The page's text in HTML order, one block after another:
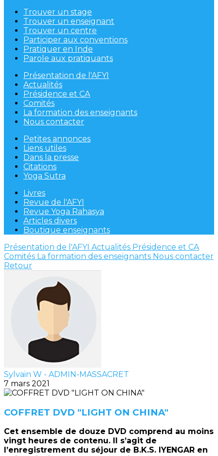
Trouver un stage
Trouver un enseignant
Trouver un centre
Participer aux conventions
Pratiquer en Inde
Parole aux pratiquants
Présentation de l'AFYI
Actualités
Présidence et CA
Comités
La formation des enseignants
Nous contacter
Petites annonces
Liens utiles
Dans la presse
Citations
Yoga Sutra
Livres
Revue de l'AFYI
Revue Yoga Rahasya
Articles divers
Boutique enseignants
Présentation de l'AFYI Actualités Présidence et CA
Comités La formation des enseignants Nous contacter
Retour
Sylvain W - ADMIN-MASSACRET
7 mars 2021
COFFRET DVD "LIGHT ON CHINA"
Cet ensemble de douze DVD comprend au moins
vingt heures de contenu. Il s’agit de
l’enregistrement du séjour de B.K.S. IYENGAR en